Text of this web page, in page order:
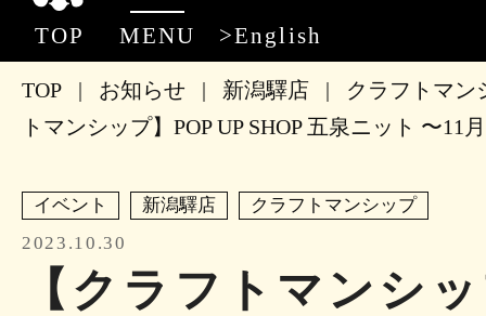
TOP MENU English
TOP お知らせ 新潟驛店
クラフトマン
トマンシップ】POP UP SHOP 五泉ニット 〜11
イベント 新潟驛店
クラフトマンシップ
2023.10.30
【クラフトマンシ